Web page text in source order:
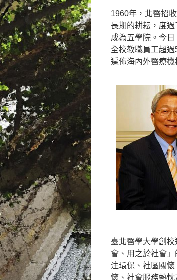
容
1960年，北醫招
長期的耕耘，度
成為五學院。今
全校教職員工超
遍佈海內外醫療機
臺北醫學大學創
會、用之於社會
注環保、社區關
懷、社會服務熱